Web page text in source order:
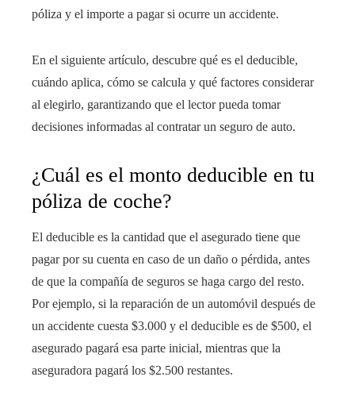
póliza y el importe a pagar si ocurre un accidente.
En el siguiente artículo, descubre qué es el deducible,
cuándo aplica, cómo se calcula y qué factores considerar
al elegirlo, garantizando que el lector pueda tomar
decisiones informadas al contratar un seguro de auto.
¿Cuál es el monto deducible en tu
póliza de coche?
El deducible es la cantidad que el asegurado tiene que
pagar por su cuenta en caso de un daño o pérdida, antes
de que la compañía de seguros se haga cargo del resto.
Por ejemplo, si la reparación de un automóvil después de
un accidente cuesta $3.000 y el deducible es de $500, el
asegurado pagará esa parte inicial, mientras que la
aseguradora pagará los $2.500 restantes.